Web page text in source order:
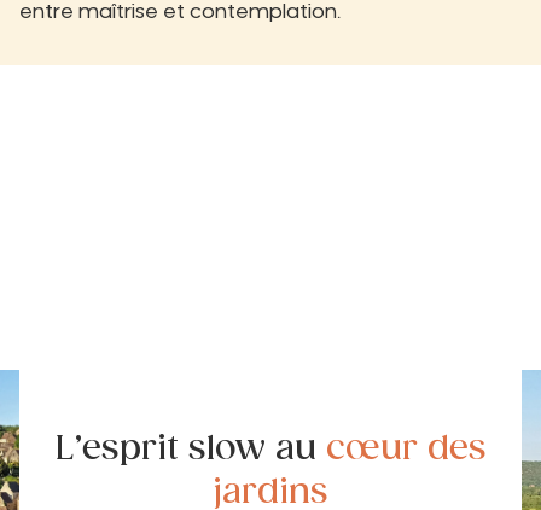
entre maîtrise et contemplation.
L’esprit slow au cœur des
jardins